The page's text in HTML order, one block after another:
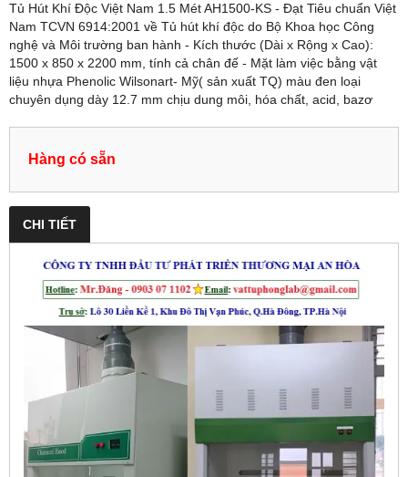
Tủ Hút Khí Độc Việt Nam 1.5 Mét AH1500-KS - Đạt Tiêu chuẩn Việt
Nam TCVN 6914:2001 về Tủ hút khí độc do Bộ Khoa học Công
nghệ và Môi trường ban hành - Kích thước (Dài x Rộng x Cao):
1500 x 850 x 2200 mm, tính cả chân đế - Mặt làm việc bằng vật
liệu nhựa Phenolic Wilsonart- Mỹ( sản xuất TQ) màu đen loại
chuyên dụng dày 12.7 mm chịu dung môi, hóa chất, acid, bazơ
Hàng có sẵn
CHI TIẾT